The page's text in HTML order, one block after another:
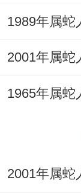
腊月初八：
结婚寓意爱
日子生活光
日结婚，上